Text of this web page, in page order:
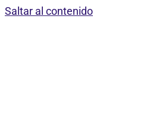
Saltar al contenido